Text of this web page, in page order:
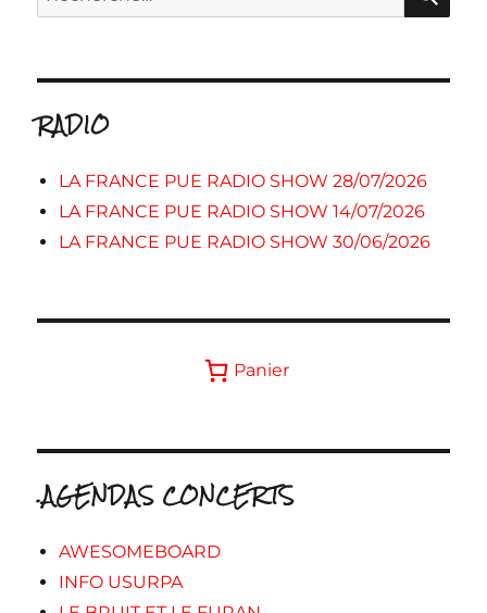
pour :
RADIO
LA FRANCE PUE RADIO SHOW 28/07/2026
LA FRANCE PUE RADIO SHOW 14/07/2026
LA FRANCE PUE RADIO SHOW 30/06/2026
Panier
.AGENDAS CONCERTS
AWESOMEBOARD
INFO USURPA